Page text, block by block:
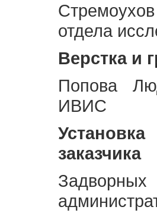
отдела
Верстка и
Попова
ИВИС
заказчика